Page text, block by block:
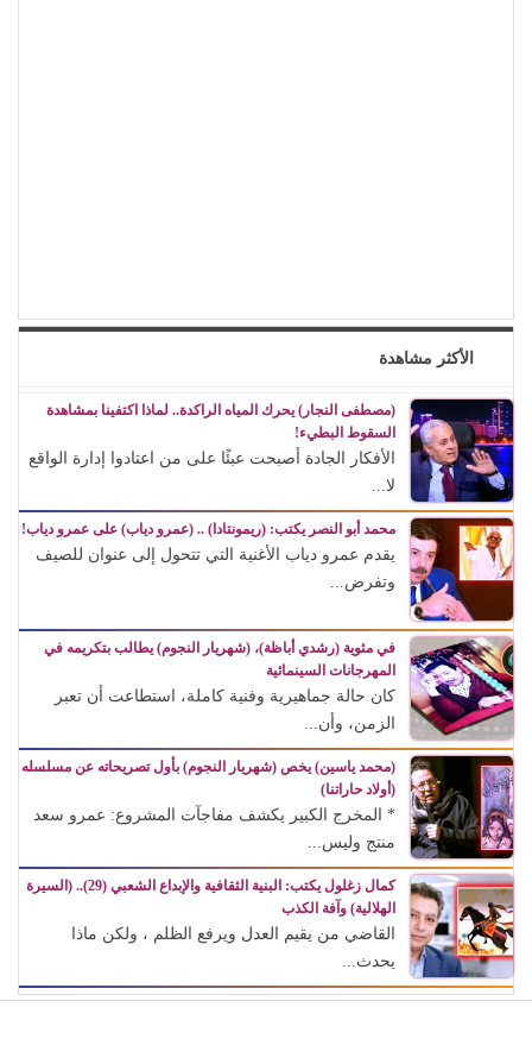
الأكثر مشاهدة
(مصطفى النجار) يحرك المياه الراكدة.. لماذا اكتفينا بمشاهدة
السقوط البطيء!
الأفكار الجادة أصبحت عبئًا على من اعتادوا إدارة الواقع
لا...
محمد أبو النصر يكتب: (ريمونتادا) .. (عمرو دياب) على عمرو دياب!
يقدم عمرو دياب الأغنية التي تتحول إلى عنوان للصيف
وتفرض...
في مئوية (رشدي أباظة)، (شهريار النجوم) يطالب بتكريمه في
المهرجانات السينمائية
كان حالة جماهيرية وفنية كاملة، استطاعت أن تعبر
الزمن، وأن...
(محمد ياسين) يخص (شهريار النجوم) بأول تصريحاته عن مسلسله
(أولاد حاراتنا)
* المخرج الكبير يكشف مفاجآت المشروع: عمرو سعد
منتج وليس...
كمال زغلول يكتب: البنية الثقافية والإبداع الشعبي (29).. (السيرة
الهلالية) وآفة الكذب
القاضي من يقيم العدل ويرفع الظلم ، ولكن ماذا
يحدث...